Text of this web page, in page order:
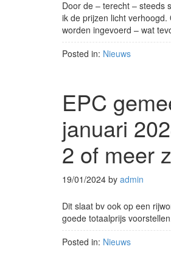
Door de – terecht – steeds
ik de prijzen licht
worden ingevoerd – wat
Posted in: Nieuws
EPC
januari
2 of meer
19/01/2024 by admin
Dit slaat bv ook op een
goede totaalprijs
Posted in: Nieuws